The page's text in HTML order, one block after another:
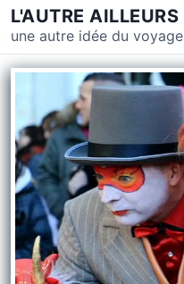
i
p
L'AUTRE AILLEURS
une autre idée du voyage